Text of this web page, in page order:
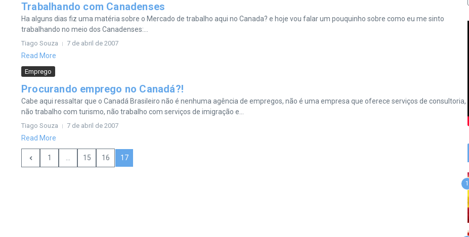
Trabalhando com Canadenses
Ha alguns dias fiz uma matéria sobre o Mercado de trabalho aqui no Canada? e hoje vou falar um pouquinho sobre como eu me sinto
trabalhando no meio dos Canadenses:...
Tiago Souza 7 de abril de 2007
Read More
Emprego
Procurando emprego no Canadá?!
Cabe aqui ressaltar que o Canadá Brasileiro não é nenhuma agência de empregos, não é uma empresa que oferece serviços de consultoria,
não trabalho com turismo, não trabalho com serviços de imigração e...
Tiago Souza 7 de abril de 2007
Read More
1 15 16 17
1